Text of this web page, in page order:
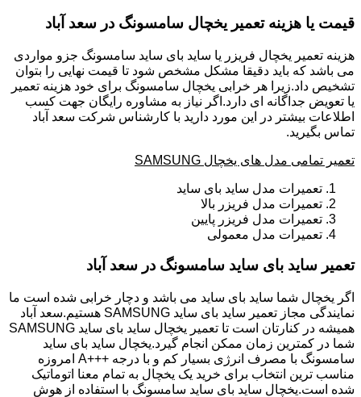
قیمت یا هزینه تعمیر یخچال سامسونگ در سعد آباد
هزینه تعمیر یخچال فریزر یا ساید بای ساید سامسونگ جزو مواردی
می باشد که باید دقیقا مشکل مشخص شود تا قیمت نهایی را بتوان
تشخیص داد.زیرا هر خرابی یخچال سامسونگ برای خود هزینه تعمیر
یا تعویض جداگانه ای دارد.اگر نیاز به مشاوره رایگان جهت کسب
اطلاعات بیشتر در این مورد دارید با کارشناس شرکت سعد آباد
تماس بگیرید.
تعمیر تمامی مدل های یخچال SAMSUNG
تعمیرات مدل ساید بای ساید
تعمیرات مدل فریزر بالا
تعمیرات مدل فریزر پایین
تعمیرات مدل معمولی
تعمیر ساید بای ساید سامسونگ در سعد آباد
اگر یخچال شما ساید بای ساید می باشد و دچار خرابی شده است ما
نمایندگی مجاز تعمیر ساید بای ساید SAMSUNG هستیم.سعد آباد
همیشه در کنارتان است تا تعمیر یخچال ساید بای ساید SAMSUNG
شما در کمترین زمان ممکن انجام گیرد.یخچال ساید بای ساید
سامسونگ با مصرف انرژی بسیار کم و با درجه +++A امروزه
مناسب ترین انتخاب برای خرید یک یخچال به تمام معنا اتوماتیک
شده است.یخچال ساید بای ساید سامسونگ با استفاده از هوش